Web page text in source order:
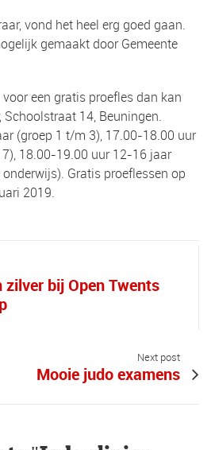
vond het heel erg goed gaan.
gemaakt door Gemeente
een gratis proefles dan kan
Schoolstraat 14, Beuningen.
(groep 1 t/m 3), 17.00-18.00 uur
18.00-19.00 uur 12-16 jaar
Gratis proeflessen op
2019.
bij Open Twents
Next post
Mooie judo examens